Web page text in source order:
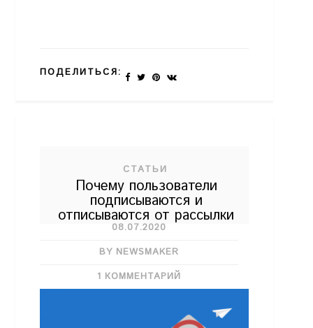
ПОДЕЛИТЬСЯ:
СТАТЬИ
Почему пользователи
подписываются и
отписываются от рассылки
08.07.2020
BY NEWSMAKER
1 КОММЕНТАРИЙ